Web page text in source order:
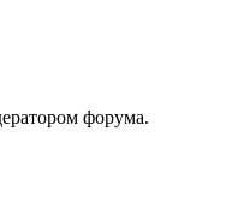
форума.